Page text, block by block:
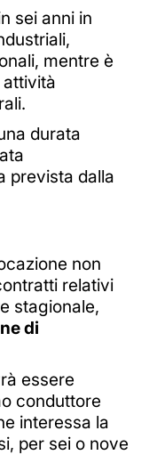
sei anni in
mentre è
durata
prevista dalla
non
relativi
stagionale,
di
essere
conduttore
interessa la
per sei o nove